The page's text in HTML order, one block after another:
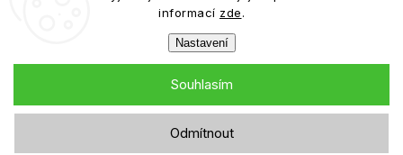
informací zde.
Nastavení
Odmítnout
Souhlasím
Roztoky a oční kapky
Copyright 2026eiffeloptic.cz. Všechna práva vyhrazena.